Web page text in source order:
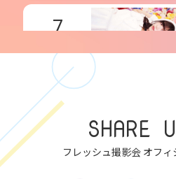
7
8
sun
SHARE
フレッシュ撮影会 オフ